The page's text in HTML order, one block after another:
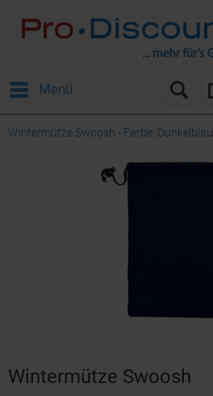
Menü
Wintermütze Swoosh - Farbe: Dunkelblau
Wintermütze Swoosh